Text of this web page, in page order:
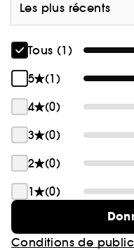
Les plus récents
Tous (1)
5
(1)
4
(0)
3
(0)
2
(0)
1
(0)
Conditions de